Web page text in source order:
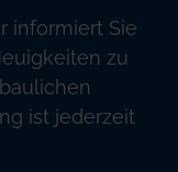
informiert Sie
zu
ist jederzeit